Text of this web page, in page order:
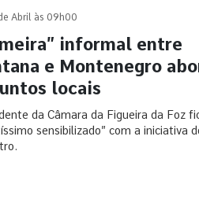
Abril às 09h00
informal entre
e Montenegro
locais
da Câmara da Figueira da Foz
sensibilizado” com a iniciativa